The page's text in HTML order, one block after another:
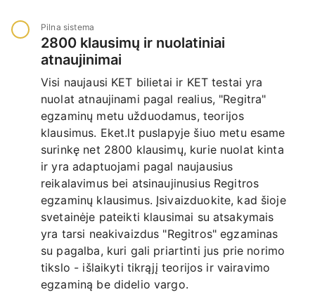
Pilna sistema
2800 klausimų ir nuolatiniai
atnaujinimai
Visi naujausi KET bilietai ir KET testai yra
nuolat atnaujinami pagal realius, "Regitra"
egzaminų metu užduodamus, teorijos
klausimus. Eket.lt puslapyje šiuo metu esame
surinkę net 2800 klausimų, kurie nuolat kinta
ir yra adaptuojami pagal naujausius
reikalavimus bei atsinaujinusius Regitros
egzaminų klausimus. Įsivaizduokite, kad šioje
svetainėje pateikti klausimai su atsakymais
yra tarsi neakivaizdus "Regitros" egzaminas
su pagalba, kuri gali priartinti jus prie norimo
tikslo - išlaikyti tikrąjį teorijos ir vairavimo
egzaminą be didelio vargo.